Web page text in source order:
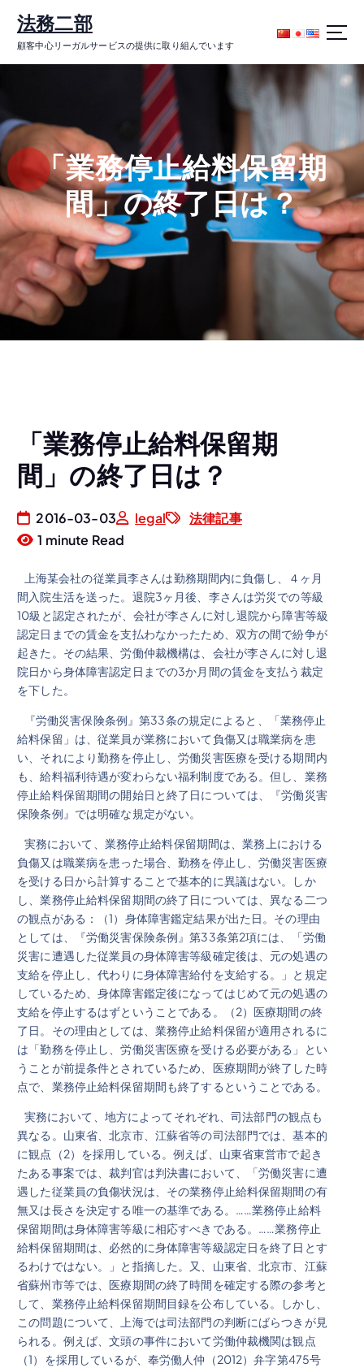
ン
ス
キ
ッ
プ
法務二部
顧客中心リーガルサービスの提供に取り組んでいます
「業務停止給料保留期
間」の終了日は？
「業務停止給料保留期
間」の終了日は？
2016-03-03 legal
法律記事
1 minute Read
上海某会社の従業員李さんは勤務期間内に負傷し、４ヶ月
間入院生活を送った。退院3ヶ月後、李さんは労災での等級
10級と認定されたが、会社が李さんに対し退院から障害等級
認定日までの賃金を支払わなかったため、双方の間で紛争が
起きた。その結果、労働仲裁機構は、会社が李さんに対し退
院日から身体障害認定日までの3か月間の賃金を支払う裁定
を下した。
『労働災害保険条例』第33条の規定によると、「業務停止
給料保留」は、従業員が業務において負傷又は職業病を患
い、それにより勤務を停止し、労働災害医療を受ける期間内
も、給料福利待遇が変わらない福利制度である。但し、業務
停止給料保留期間の開始日と終了日については、『労働災害
保険条例』では明確な規定がない。
実務において、業務停止給料保留期間は、業務上における
負傷又は職業病を患った場合、勤務を停止し、労働災害医療
を受ける日から計算することで基本的に異議はない。しか
し、業務停止給料保留期間の終了日については、異なる二つ
の観点がある：（1）身体障害鑑定結果が出た日。その理由
としては、『労働災害保険条例』第33条第2項には、「労働
災害に遭遇した従業員の身体障害等級確定後は、元の処遇の
支給を停止し、代わりに身体障害給付を支給する。」と規定
しているため、身体障害鑑定後になってはじめて元の処遇の
支給を停止するはずということである。（2）医療期間の終
了日。その理由としては、業務停止給料保留が適用されるに
は「勤務を停止し、労働災害医療を受ける必要がある」とい
うことが前提条件とされているため、医療期間が終了した時
点で、業務停止給料保留期間も終了するということである。
実務において、地方によってそれぞれ、司法部門の観点も
異なる。山東省、北京市、江蘇省等の司法部門では、基本的
に観点（2）を採用している。例えば、山東省東営市で起き
たある事案では、裁判官は判決書において、「労働災害に遭
遇した従業員の負傷状況は、その業務停止給料保留期間の有
無又は長さを決定する唯一の基準である。……業務停止給料
保留期間は身体障害等級に相応すべきである。……業務停止
給料保留期間は、必然的に身体障害等級認定日を終了日とす
るわけではない。」と指摘した。又、山東省、北京市、江蘇
省蘇州市等では、医療期間の終了時間を確定する際の参考と
して、業務停止給料保留期間目録を公布している。しかし、
この問題について、上海では司法部門の判断にばらつきが見
られる。例えば、文頭の事件において労働仲裁機関は観点
（1）を採用しているが、奉労働人仲（2012）弁字第475号